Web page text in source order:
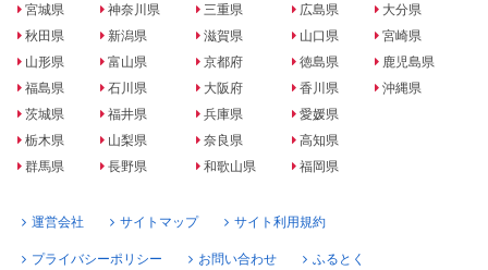
宮城県
秋田県
山形県
福島県
茨城県
栃木県
群馬県
神奈川県
新潟県
富山県
石川県
福井県
山梨県
長野県
三重県
滋賀県
京都府
大阪府
兵庫県
奈良県
和歌山県
広島県
山口県
徳島県
香川県
愛媛県
高知県
福岡県
大分県
宮崎県
鹿児島県
沖縄県
運営会社 サイトマップ サイト利用規約
プライバシーポリシー お問い合わせ ふるとく